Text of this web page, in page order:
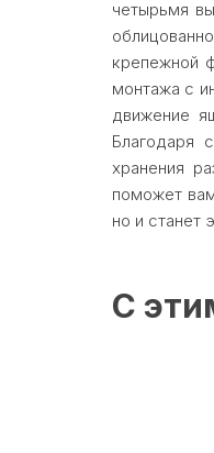
четырьмя
крепежной
монтажа с
движение
Благодаря
хранения
поможет
но и станет
С